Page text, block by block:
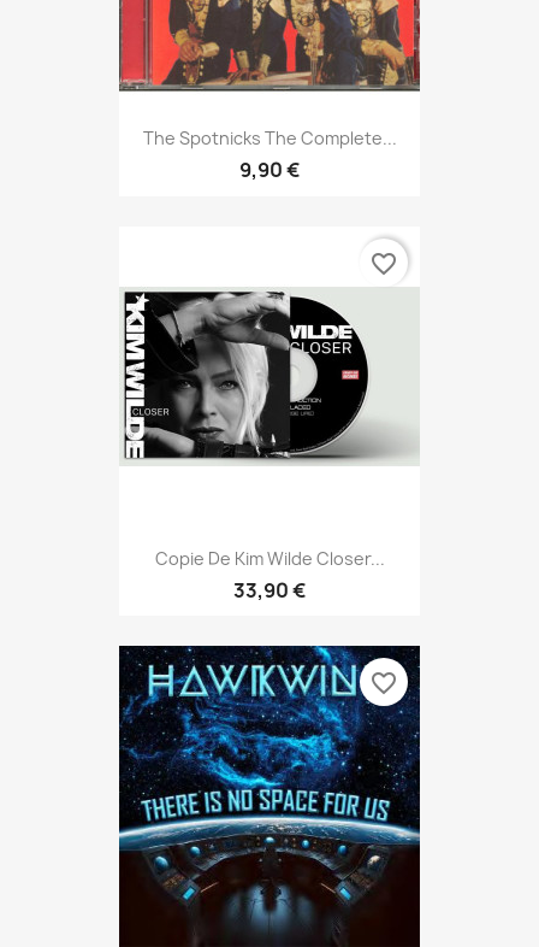
The Spotnicks The Complete...
9,90 €
Copie De Kim Wilde Closer...
33,90 €
favorite_border
favorite_border